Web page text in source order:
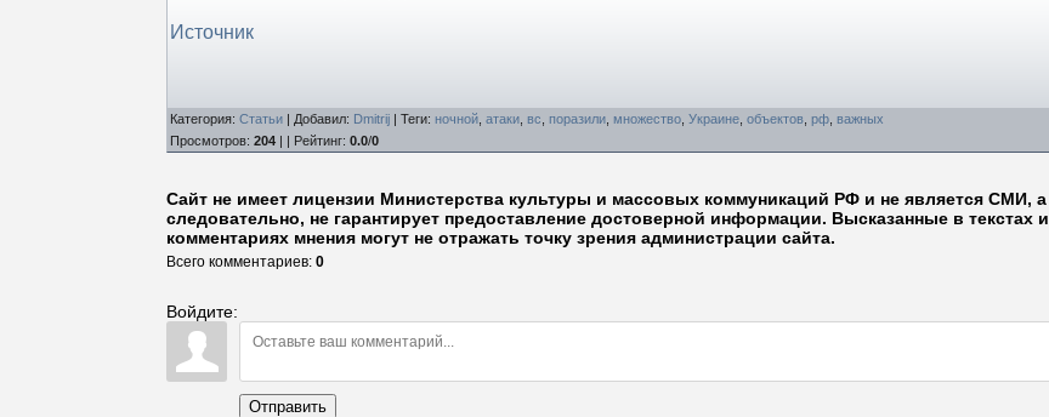
Источник
Категория: Статьи | Добавил: Dmitrij | Теги: ночной атаки вс поразили множество Украине объектов рф важных
Просмотров: 204 | | Рейтинг: 0.0/0
Сайт не имеет лицензии Министерства культуры и массовых коммуникаций РФ и не является СМИ, а
следовательно, не гарантирует предоставление достоверной информации. Высказанные в текстах и
комментариях мнения могут не отражать точку зрения администрации сайта.
Всего комментариев: 0
Войдите:
Отправить